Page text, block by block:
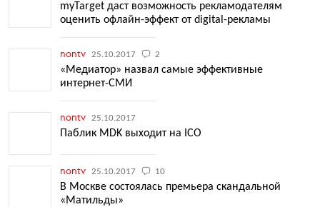
myTarget даст возможность рекламодателям
оценить офлайн-эффект от digital-рекламы
nontv 25.10.2017 2
«Медиатор» назвал самые эффективные
интернет-СМИ
nontv 25.10.2017
Паблик MDK выходит на ICO
nontv 25.10.2017 10
В Москве состоялась премьера скандальной
«Матильды»